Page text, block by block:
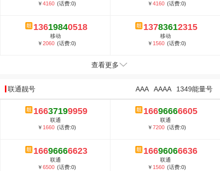
￥4160 (话费:0)
￥4160 (话费:0)
13619840518
移动
￥2060 (话费:0)
13783612315
移动
￥ 1560 (话费:0)
查看更多
联通靓号 1349能量号
AAAA
AAA
16637199959
联通
￥ 1660 (话费:0)
16696666605
联通
￥7200 (话费:0)
16696666623
联通
￥6500 (话费:0)
16696066636
联通
￥ 1560 (话费:0)